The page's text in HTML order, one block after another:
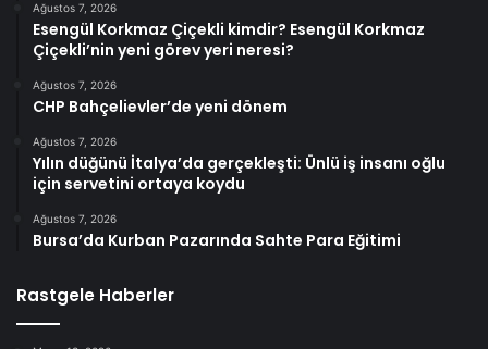
Ağustos 7, 2026
Esengül Korkmaz Çiçekli kimdir? Esengül Korkmaz
Çiçekli’nin yeni görev yeri neresi?
Ağustos 7, 2026
CHP Bahçelievler’de yeni dönem
Ağustos 7, 2026
Yılın düğünü İtalya’da gerçekleşti: Ünlü iş insanı oğlu
için servetini ortaya koydu
Ağustos 7, 2026
Bursa’da Kurban Pazarında Sahte Para Eğitimi
Rastgele Haberler